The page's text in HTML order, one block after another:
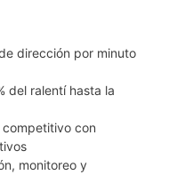
dirección por minuto
del ralentí hasta la
con
monitoreo y